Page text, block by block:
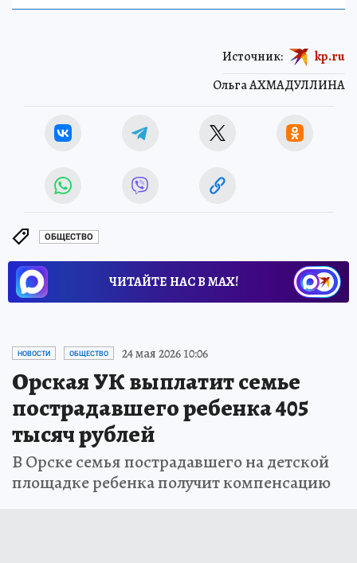
Ольга АХМАДУЛЛИНА
Источник: kp.ru
ОБЩЕСТВО
ЧИТАЙТЕ НАС В МАХ!
НОВОСТИ ОБЩЕСТВО 24 мая 2026 10:06
Орская УК выплатит семье
пострадавшего ребенка 405
тысяч рублей
В Орске семья пострадавшего на детской
площадке ребенка получит компенсацию